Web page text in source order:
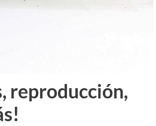
reproducción,